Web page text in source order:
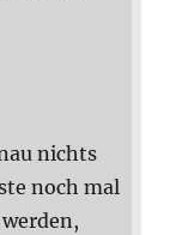
nichts
noch mal